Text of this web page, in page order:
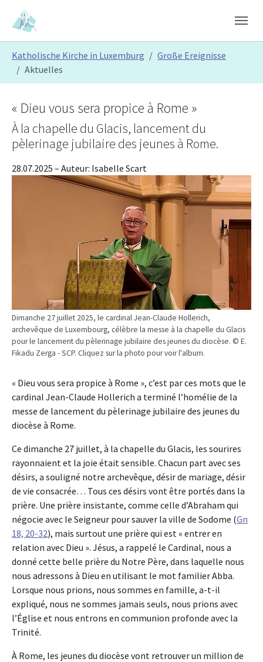
Skip to main content
Skip to page footer
Katholische Kirche in Luxemburg
Große Ereignisse
Aktuelles
Dimanche 27 juillet 2025, le cardinal Jean-Claude Hollerich,
archevêque de Luxembourg, célèbre la messe à la chapelle du Glacis
pour le lancement du pèlerinage jubilaire des jeunes du diocèse. © E.
Fikadu Zerga - SCP. Cliquez sur la photo pour voir l'album.
« Dieu vous sera propice à Rome »
À la chapelle du Glacis, lancement du
pèlerinage jubilaire des jeunes à Rome.
28.07.2025 – Auteur: Isabelle Scart
« Dieu vous sera propice à Rome », c’est par ces mots que le
cardinal Jean-Claude Hollerich a terminé l’homélie de la
messe de lancement du pèlerinage jubilaire des jeunes du
diocèse à Rome.
Ce dimanche 27 juillet, à la chapelle du Glacis, les sourires
rayonnaient et la joie était sensible. Chacun part avec ses
désirs, a souligné notre archevêque, désir de mariage, désir
de vie consacrée… Tous ces désirs vont être portés dans la
prière. Une prière insistante, comme celle d’Abraham qui
négocie avec le Seigneur pour sauver la ville de Sodome (Gn
18, 20-32), mais surtout une prière qui est « entrer en
relation avec Dieu ». Jésus, a rappelé le Cardinal, nous a
donné cette belle prière du Notre Père, dans laquelle nous
nous adressons à Dieu en utilisant le mot familier Abba.
Lorsque nous prions, nous sommes en famille, a-t-il
expliqué, nous ne sommes jamais seuls, nous prions avec
l’Église et nous entrons en communion profonde avec la
Trinité.
À Rome, les jeunes du diocèse vont retrouver un million de